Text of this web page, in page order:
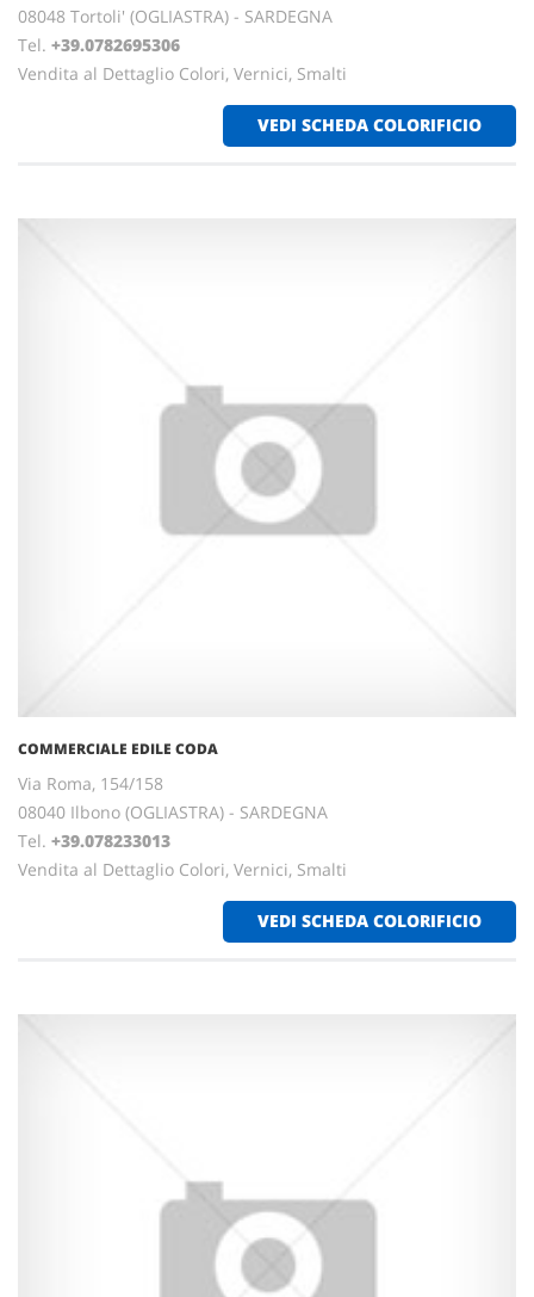
08048 Tortoli' (OGLIASTRA) - SARDEGNA
Tel. +39.0782695306
Vendita al Dettaglio Colori, Vernici, Smalti
VEDI SCHEDA COLORIFICIO
COMMERCIALE EDILE CODA
Via Roma, 154/158
08040 Ilbono (OGLIASTRA) - SARDEGNA
Tel. +39.078233013
Vendita al Dettaglio Colori, Vernici, Smalti
VEDI SCHEDA COLORIFICIO